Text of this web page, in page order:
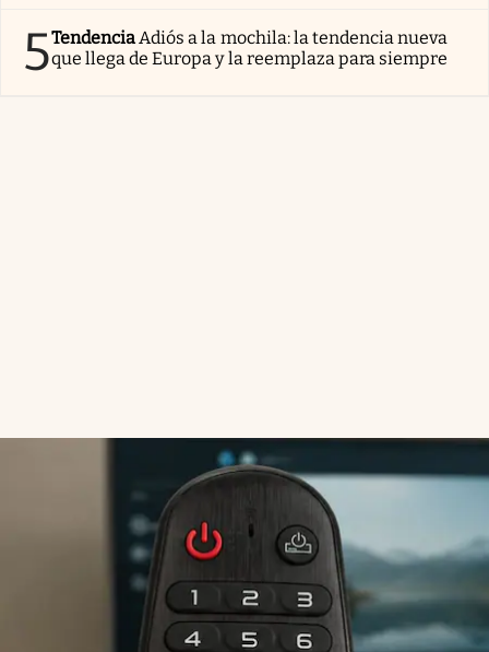
5TendenciaAdiós a la mochila: la tendencia nueva
que llega de Europa y la reemplaza para siempre